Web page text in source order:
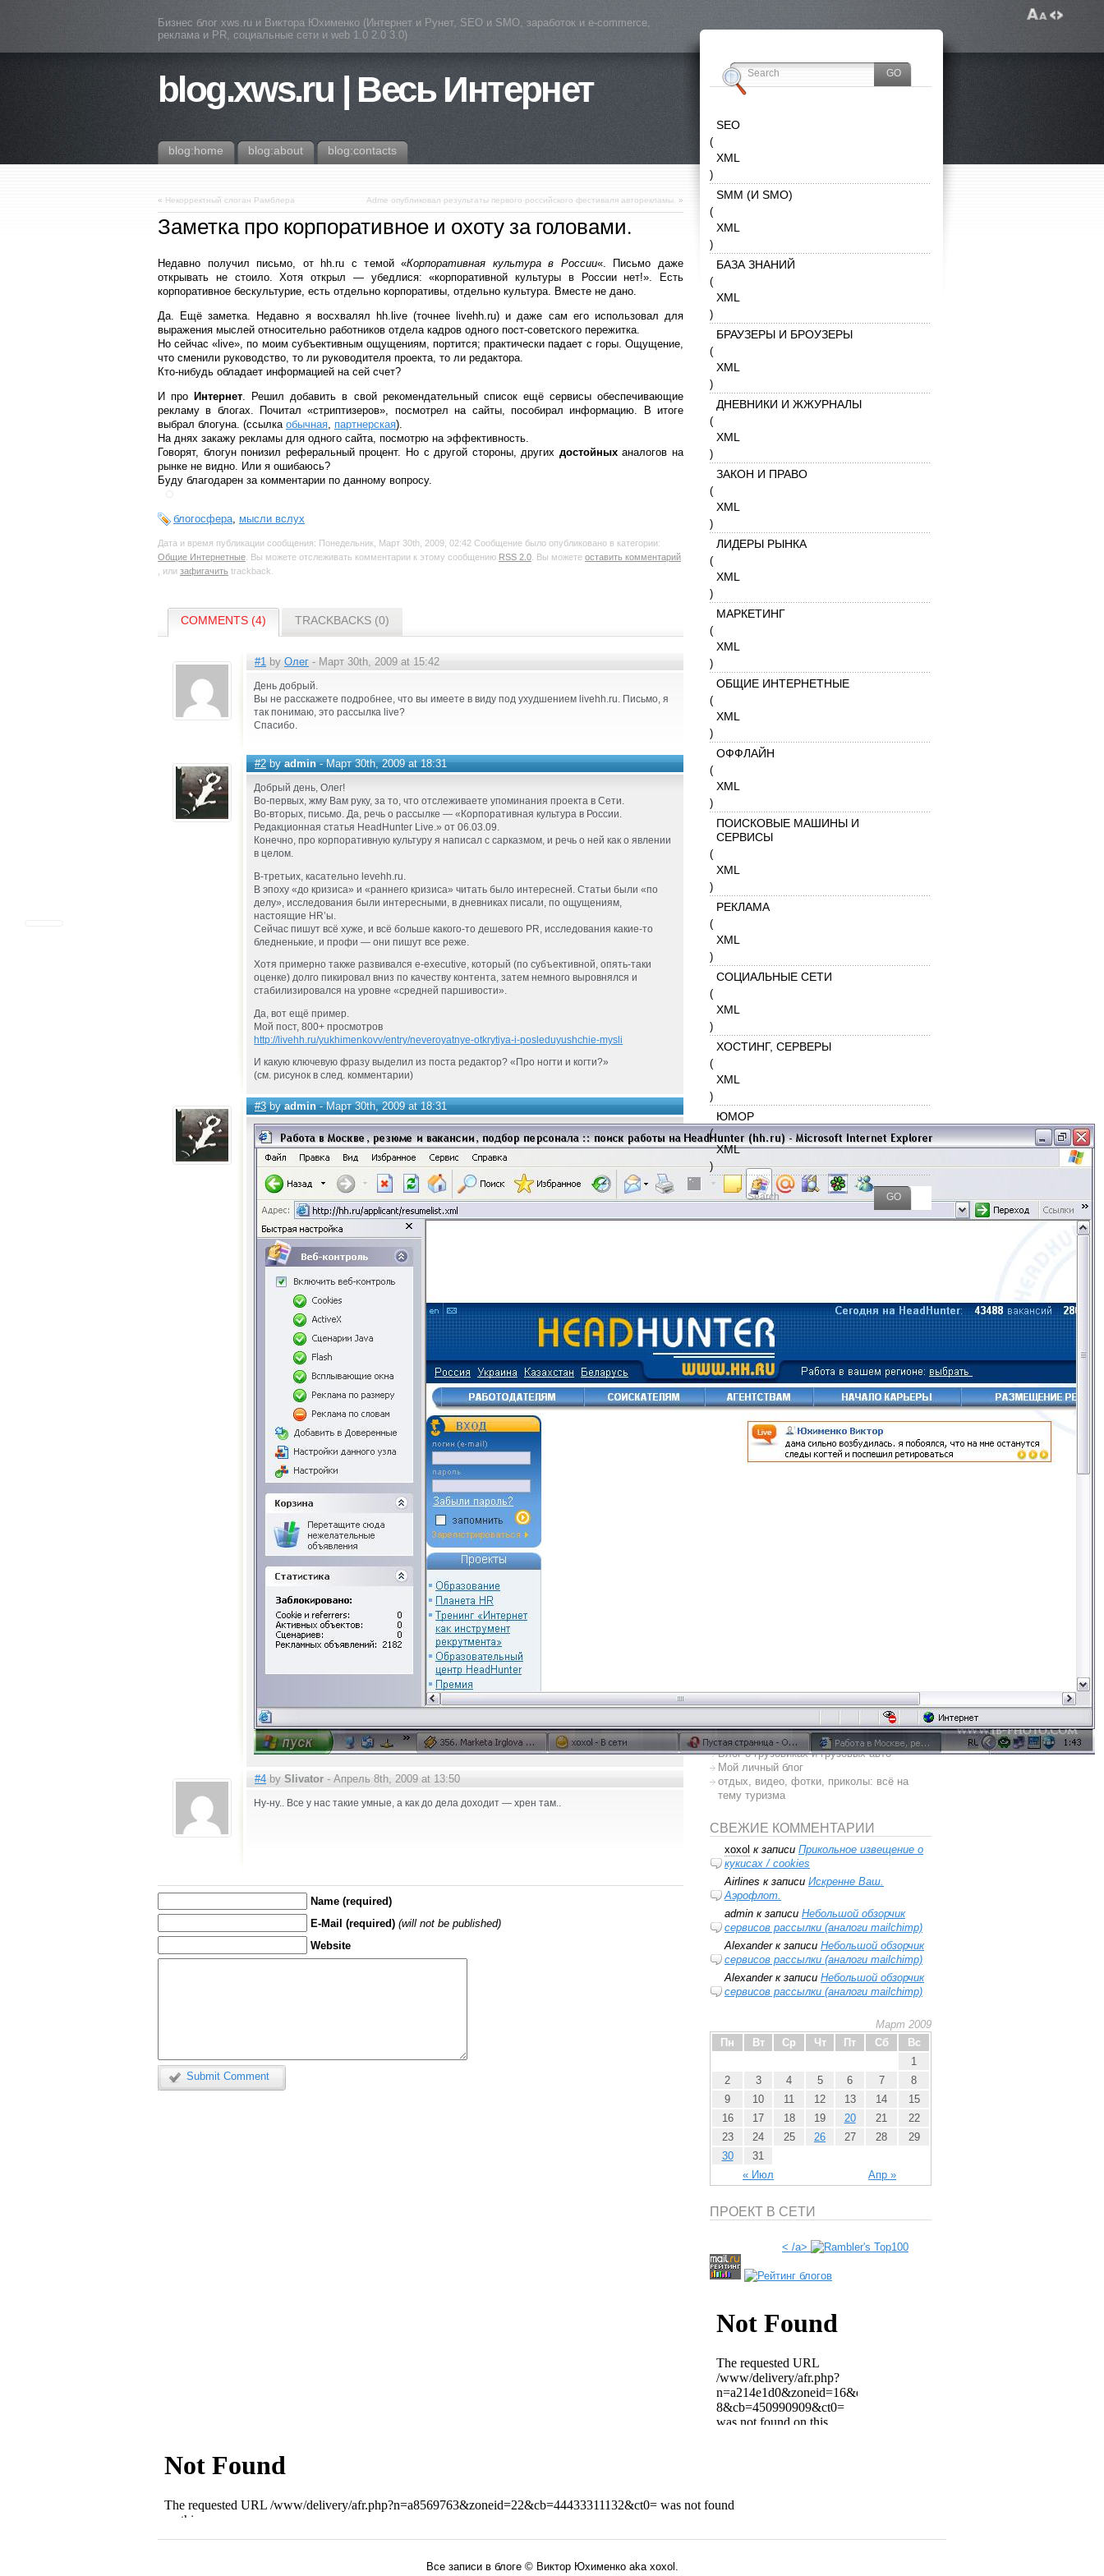
Бизнес блог xws.ru и Виктора Юхименко (Интернет и Рунет, SEO и SMO, заработок и e-commerce,
реклама и PR, социальные сети и web 1.0 2.0 3.0)
blog.xws.ru | Весь Интернет
blog:home blog:about blog:contacts
« Некорректный слоган Рамблера Adme опубликовал результаты первого российского фестиваля авторекламы. »
Заметка про корпоративное и охоту за головами.
Недавно получил письмо, от hh.ru с темой «Корпоративная культура в России«. Письмо даже
открывать не стоило. Хотя открыл — убедлися: «корпоративной культуры в России нет!». Есть
корпоративное бескультурие, есть отдельно корпоративы, отдельно культура. Вместе не дано.
Да. Ещё заметка. Недавно я восхвалял hh.live (точнее livehh.ru) и даже сам его использовал для
выражения мыслей относительно работников отдела кадров одного пост-советского пережитка.
Но сейчас «live», по моим субъективным ощущениям, портится; практически падает с горы. Ощущение,
что сменили руководство, то ли руководителя проекта, то ли редактора.
Кто-нибудь обладает информацией на сей счет?
И про Интернет . Решил добавить в свой рекомендательный список ещё сервисы обеспечивающие
рекламу в блогах. Почитал «стриптизеров», посмотрел на сайты, пособирал информацию. В итоге
выбрал блогуна. (ссылка обычная партнерская).
На днях закажу рекламы для одного сайта, посмотрю на эффективность.
Говорят, блогун понизил реферальный процент. Но с другой стороны, других достойныханалогов на
рынке не видно. Или я ошибаюсь?
Буду благодарен за комментарии по данному вопросу.
блогосфера мысли вслух
Дата и время публикации сообщения: Понедельник, Март 30th, 2009, 02:42 Сообщение было опубликовано в категории:
Общие Интернетные . Вы можете отслеживать комментарии к этому сообщению RSS 2.0 . Вы можете оставить комментарий
, или зафигачить trackback.
COMMENTS (4) TRACKBACKS (0)
#1 by Олег - Март 30th, 2009 at 15:42
День добрый.
Вы не расскажете подробнее, что вы имеете в виду под ухудшением livehh.ru. Письмо, я
так понимаю, это рассылка live?
Спасибо.
#2byadmin- Март 30th, 2009 at 18:31
Добрый день, Олег!
Во-первых, жму Вам руку, за то, что отслеживаете упоминания проекта в Сети.
Во-вторых, письмо. Да, речь о рассылке — «Корпоративная культура в России.
Редакционная статья HeadHunter Live.» от 06.03.09.
Конечно, про корпоративную культуру я написал с сарказмом, и речь о ней как о явлении
в целом.
В-третьих, касательно levehh.ru.
В эпоху «до кризиса» и «раннего кризиса» читать было интересней. Статьи были «по
делу», исследования были интересными, в дневниках писали, по ощущениям,
настоящие HR’ы.
Сейчас пишут всё хуже, и всё больше какого-то дешевого PR, исследования какие-то
бледненькие, и профи — они пишут все реже.
Хотя примерно также развивался e-executive, который (по субъективной, опять-таки
оценке) долго пикировал вниз по качеству контента, затем немного выровнялся и
стабилизировался на уровне «средней паршивости».
Да, вот ещё пример.
Мой пост, 800+ просмотров
http://livehh.ru/yukhimenkovv/entry/neveroyatnye-otkrytiya-i-posleduyushchie-mysli
И какую ключевую фразу выделил из поста редактор? «Про ногти и когти?»
(см. рисунок в след. комментарии)
#3byadmin- Март 30th, 2009 at 18:31
#4 by Slivator - Апрель 8th, 2009 at 13:50
Ну-ну.. Все у нас такие умные, а как до дела доходит — хрен там..
Name (required)
E-Mail (required) (will not be published)
Website
Submit Comment
SEO
(
XML
)
SMM (И SMO)
(
XML
)
БАЗА ЗНАНИЙ
(
XML
)
БРАУЗЕРЫ И БРОУЗЕРЫ
(
XML
)
ДНЕВНИКИ И ЖЖУРНАЛЫ
(
XML
)
ЗАКОН И ПРАВО
(
XML
)
ЛИДЕРЫ РЫНКА
(
XML
)
МАРКЕТИНГ
(
XML
)
ОБЩИЕ ИНТЕРНЕТНЫЕ
(
XML
)
ОФФЛАЙН
(
XML
)
ПОИСКОВЫЕ МАШИНЫ И
СЕРВИСЫ
(
XML
)
РЕКЛАМА
(
XML
)
СОЦИАЛЬНЫЕ СЕТИ
(
XML
)
ХОСТИНГ, СЕРВЕРЫ
(
XML
)
ЮМОР
(
XML
)
time-managment video
vkontakteweb wordpress ЖЖ
Социальные сети Юмор
акции база знаний
блогосфера буржуйнет быт
вопрос залу
впечатления директ
документы
клиенториентир
контроль конференция
маркетингмысли
вслухпромо-сайт
ССЫЛКИ
Блог о грузовиках и грузовых авто
Мой личный блог
отдых, видео, фотки, приколы: всё на
тему туризма
СВЕЖИЕ КОММЕНТАРИИ
xoxol к записи Прикольное извещение о
кукисах / cookies
Airlines к записи Искренне Ваш.
Аэрофлот.
admin к записи Небольшой обзорчик
сервисов рассылки (аналоги mailchimp)
Alexanderк записи Небольшой обзорчик
сервисов рассылки (аналоги mailchimp)
Alexanderк записи Небольшой обзорчик
сервисов рассылки (аналоги mailchimp)
Март 2009
Пн
Вт Ср Чт Пт Сб Вс
« Июл Апр »
1
2
3 4 5 6 7
8
9
10 11 12 13 14
15
16
17 18 19 20 21
22
23
24 25 26 27 28
29
30
31
ПРОЕКТ В СЕТИ
< /a>
Все записи в блоге © Виктор Юхименко aka xoxol.